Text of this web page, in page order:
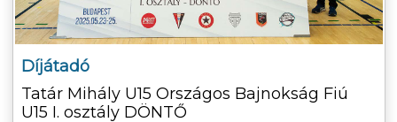
Díjátadó
Tatár Mihály U15 Országos Bajnokság Fiú
U15 I. osztály DÖNTŐ